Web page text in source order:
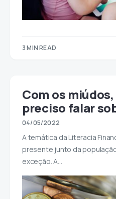
3 MIN READ
Com os
preciso falar
04/05/2022
A temática da Literacia
presente junto da
exceção. A…